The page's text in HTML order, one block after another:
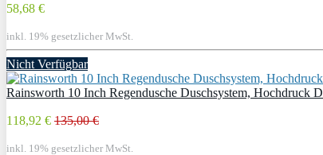
58,68 €
inkl. 19% gesetzlicher MwSt.
Nicht Verfügbar
Rainsworth 10 Inch Regendusche Duschsystem, Hochdruck
118,92 € 135,00 €
inkl. 19% gesetzlicher MwSt.